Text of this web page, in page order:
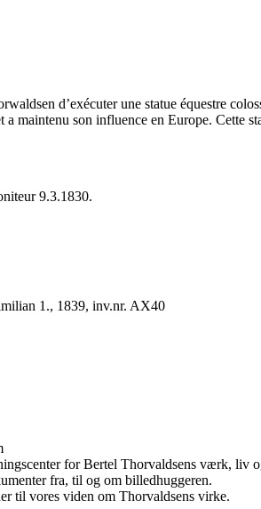
d’exécuter une statue équestre
a maintenu son influence en Europe. Cette
9.3.1830.
1., 1839, inv.nr. AX40
for Bertel Thorvaldsens værk, liv
fra, til og om billedhuggeren.
til vores viden om Thorvaldsens virke.